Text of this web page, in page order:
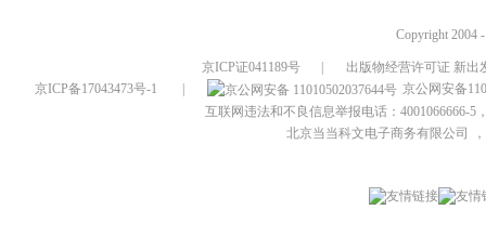
Copyright 2004
京ICP证041189号
出版物经营许可证 新出
京ICP备17043473号-1
京公网安备
互联网违法和不良信息举报电话：4001066666-5
北京当当科文电子商务有限公司